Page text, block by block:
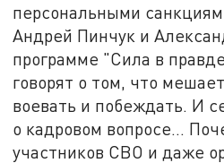
персональными
Андрей Пинчук и
программе "Сила в
говорят о том, что
воевать и побеждать. И
о кадровом вопросе…
участников СВО и даже